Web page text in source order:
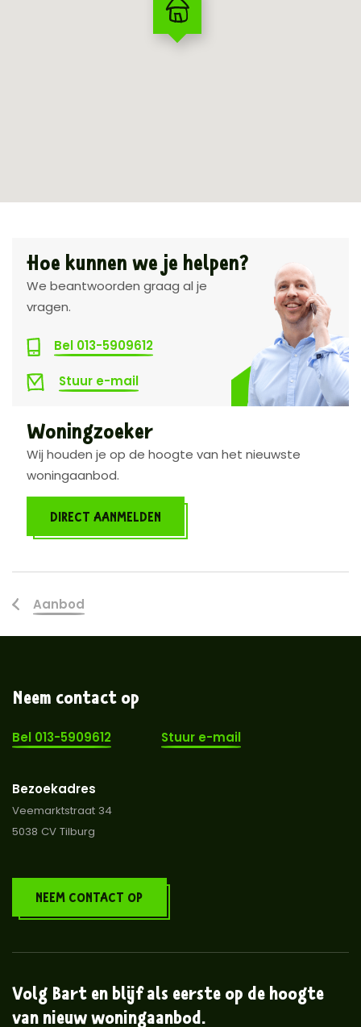
Hoe kunnen we je helpen?
We beantwoorden graag al je
vragen.
Bel 013-5909612
Stuur e-mail
Woningzoeker
Wij houden je op de hoogte van het nieuwste
woningaanbod.
DIRECT AANMELDEN
Aanbod
Neem contact op
Bel 013-5909612 Stuur e-mail
Bezoekadres
Veemarktstraat 34
5038 CV Tilburg
NEEM CONTACT OP
Volg Bart en blijf als eerste op de hoogte
van nieuw woningaanbod.